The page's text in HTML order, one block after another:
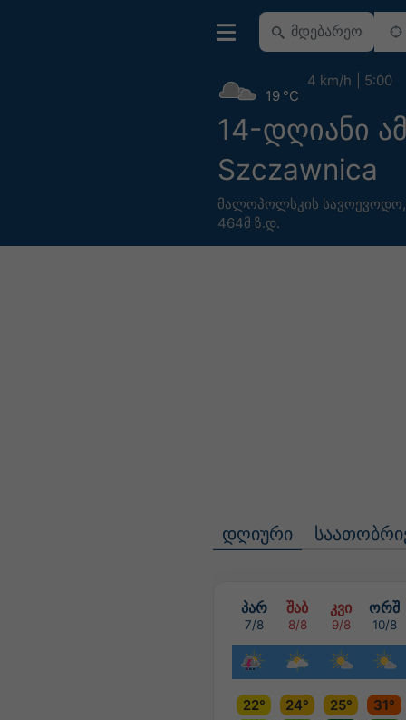
14-დღიანი
Szczawnica
მალოპოლსკის სავოევოდო
464მ ზ.დ.
19 °C
4 km/h 5:00
დღიური
პარ შაბ კვი ორშ
7/8 8/8 9/8 10/8
22° 24° 25°
31°